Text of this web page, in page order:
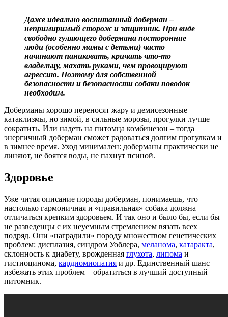
Даже идеально воспитанный доберман –
непримиримый сторож и защитник. При виде
свободно гуляющего добермана посторонние
люди (особенно мамы с детьми) часто
начинают паниковать, кричать что-то
владельцу, махать руками, чем провоцируют
агрессию. Поэтому для собственной
безопасности и безопасности собаки поводок
необходим.
Доберманы хорошо переносят жару и демисезонные
катаклизмы, но зимой, в сильные морозы, прогулки лучше
сократить. Или надеть на питомца комбинезон – тогда
энергичный доберман сможет радоваться долгим прогулкам и
в зимнее время. Уход минимален: доберманы практически не
линяют, не боятся воды, не пахнут псиной.
Здоровье
Уже читая описание породы доберман, понимаешь, что
настолько гармоничная и «правильная» собака должна
отличаться крепким здоровьем. И так оно и было бы, если бы
не разведенцы с их неуемным стремлением вязать всех
подряд. Они «наградили» породу множеством генетических
проблем: дисплазия, синдром Уоблера, меланома, катаракта,
склонность к диабету, врожденная глухота, липома и
гистиоцинома, кардиомиопатия и др. Единственный шанс
избежать этих проблем – обратиться в лучший доступный
питомник.